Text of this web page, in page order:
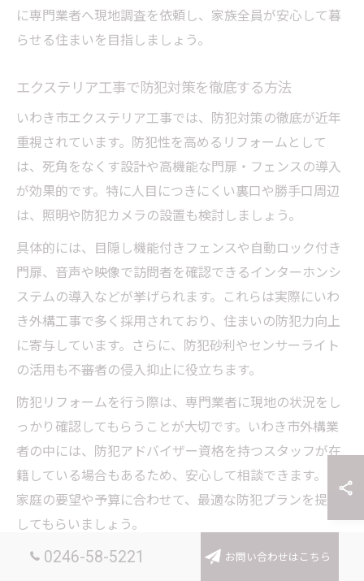
に専門業者へ現地調査を依頼し、家族全員が安心して暮
らせる住まいを目指しましょう。
エクステリア工事で防犯対策を徹底する方法
いわき市エクステリア工事では、防犯対策の徹底が近年
重視されています。防犯性を高めるリフォームとして
は、死角をなくす設計や高機能な門扉・フェンスの導入
が効果的です。特に人目につきにくい裏口や勝手口周辺
は、照明や防犯カメラの設置も検討しましょう。
具体的には、目隠し機能付きフェンスや自動ロック付き
門扉、音声や映像で訪問者を確認できるインターホンシ
ステムの導入などが挙げられます。これらは実際にいわ
き外構工事で多く採用されており、住まいの防犯力向上
に寄与しています。さらに、防犯砂利やセンサーライト
の活用も不審者の侵入抑止に役立ちます。
防犯リフォームを行う際は、専門業者に現地の状況をし
っかり確認してもらうことが大切です。いわき市外構業
者の中には、防犯アドバイザー資格を持つスタッフが在
籍している場合もあるため、安心して相談できます。ご
家庭の要望や予算に合わせて、最適な防犯プランを提案
してもらいましょう。
0246-58-5221 お問い合わせはこちら